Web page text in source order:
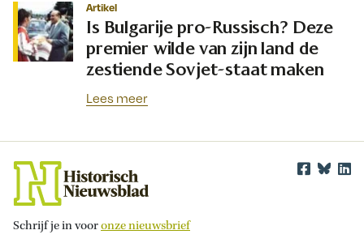
Artikel
Is Bulgarije pro-Russisch? Deze
premier wilde van zijn land de
zestiende Sovjet-staat maken
Lees meer
Schrijf je in vooronze nieuwsbrief